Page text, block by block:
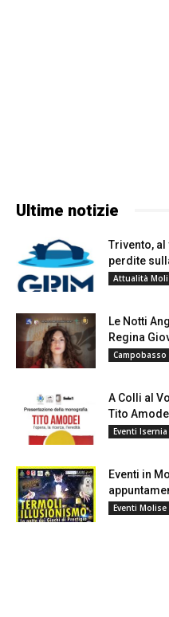
Ultime notizie
Trivento,
perdite
Attualità
Le Notti
Regina
Campobasso
A Colli al
Tito
Eventi
Eventi in
Eventi Molise